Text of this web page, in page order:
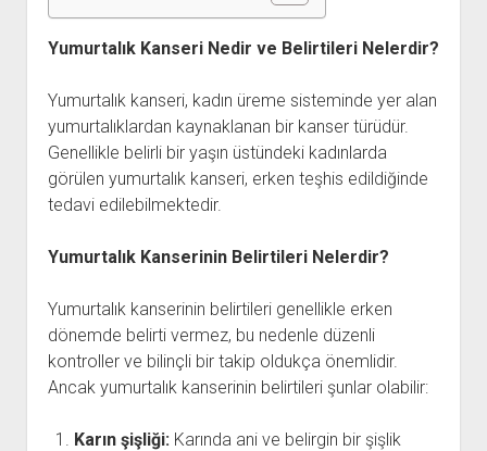
Yumurtalık Kanseri Nedir ve Belirtileri Nelerdir?
Yumurtalık kanseri, kadın üreme sisteminde yer alan
yumurtalıklardan kaynaklanan bir kanser türüdür.
Genellikle belirli bir yaşın üstündeki kadınlarda
görülen yumurtalık kanseri, erken teşhis edildiğinde
tedavi edilebilmektedir.
Yumurtalık Kanserinin Belirtileri Nelerdir?
Yumurtalık kanserinin belirtileri genellikle erken
dönemde belirti vermez, bu nedenle düzenli
kontroller ve bilinçli bir takip oldukça önemlidir.
Ancak yumurtalık kanserinin belirtileri şunlar olabilir:
Karın şişliği: Karında ani ve belirgin bir şişlik